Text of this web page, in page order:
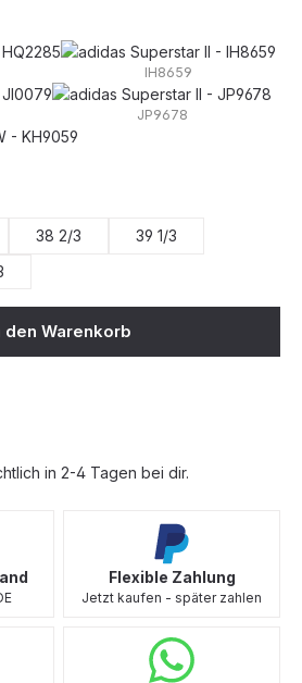
in 2-4 Tagen bei dir.
IH8659
JP9678
38 2/3
39 1/3
den Warenkorb
Flexible Zahlung
Jetzt kaufen - später zahlen